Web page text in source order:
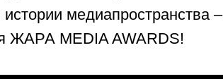
медиапространства –
ЖАРА MEDIA AWARDS!